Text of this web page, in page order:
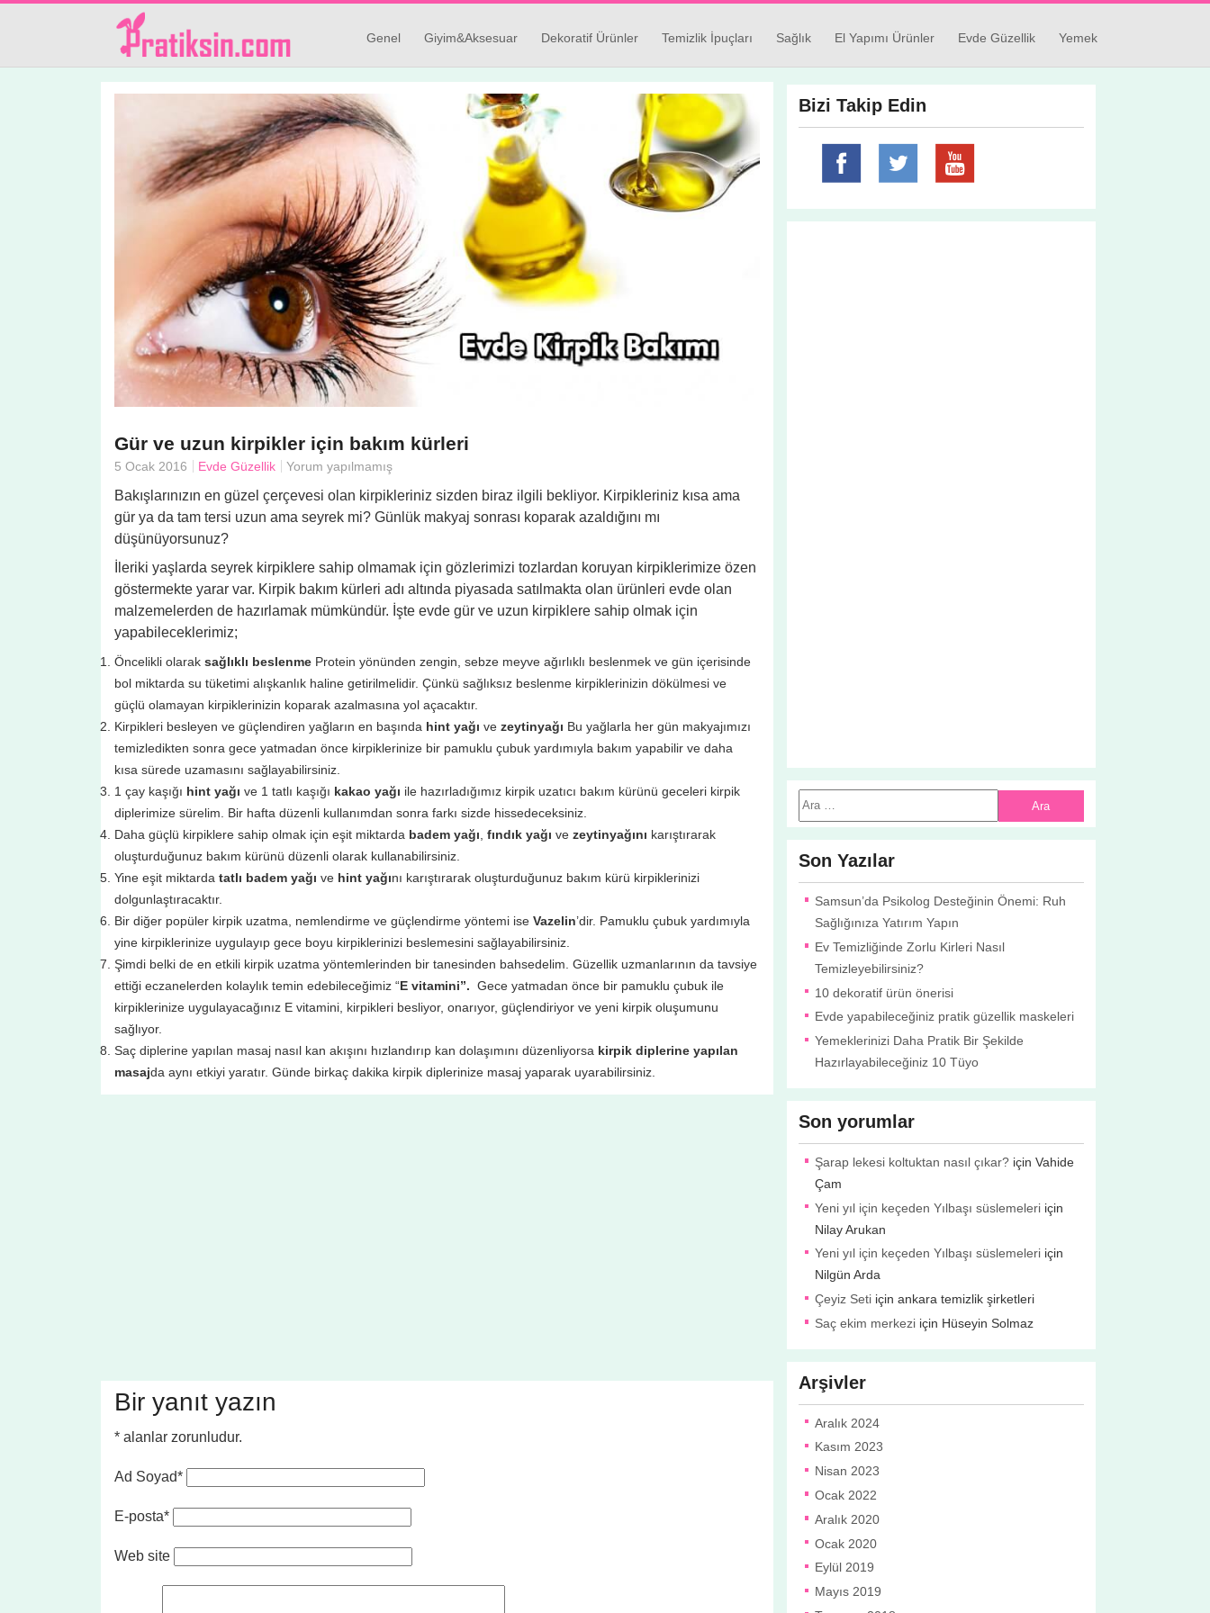
Genel Giyim&Aksesuar Dekoratif Ürünler Temizlik İpuçları Sağlık El Yapımı Ürünler Evde Güzellik Yemek
Gür ve uzun kirpikler için bakım kürleri
5 Ocak 2016 Evde Güzellik Yorum yapılmamış
Bakışlarınızın en güzel çerçevesi olan kirpikleriniz sizden biraz ilgili bekliyor. Kirpikleriniz kısa ama
gür ya da tam tersi uzun ama seyrek mi? Günlük makyaj sonrası koparak azaldığını mı
düşünüyorsunuz?
İleriki yaşlarda seyrek kirpiklere sahip olmamak için gözlerimizi tozlardan koruyan kirpiklerimize özen
göstermekte yarar var. Kirpik bakım kürleri adı altında piyasada satılmakta olan ürünleri evde olan
malzemelerden de hazırlamak mümkündür. İşte evde gür ve uzun kirpiklere sahip olmak için
yapabileceklerimiz;
Öncelikli olarak sağlıklı beslenme Protein yönünden zengin, sebze meyve ağırlıklı beslenmek ve gün içerisinde
bol miktarda su tüketimi alışkanlık haline getirilmelidir. Çünkü sağlıksız beslenme kirpiklerinizin dökülmesi ve
güçlü olamayan kirpiklerinizin koparak azalmasına yol açacaktır.
Kirpikleri besleyen ve güçlendiren yağların en başında hint yağı ve zeytinyağı Bu yağlarla her gün makyajımızı
temizledikten sonra gece yatmadan önce kirpiklerinize bir pamuklu çubuk yardımıyla bakım yapabilir ve daha
kısa sürede uzamasını sağlayabilirsiniz.
1 çay kaşığı hint yağı ve 1 tatlı kaşığı kakao yağı ile hazırladığımız kirpik uzatıcı bakım kürünü geceleri kirpik
diplerimize sürelim. Bir hafta düzenli kullanımdan sonra farkı sizde hissedeceksiniz.
Daha güçlü kirpiklere sahip olmak için eşit miktarda badem yağı, fındık yağı ve zeytinyağını karıştırarak
oluşturduğunuz bakım kürünü düzenli olarak kullanabilirsiniz.
Yine eşit miktarda tatlı badem yağı ve hint yağını karıştırarak oluşturduğunuz bakım kürü kirpiklerinizi
dolgunlaştıracaktır.
Bir diğer popüler kirpik uzatma, nemlendirme ve güçlendirme yöntemi ise Vazelin’dir. Pamuklu çubuk yardımıyla
yine kirpiklerinize uygulayıp gece boyu kirpiklerinizi beslemesini sağlayabilirsiniz.
Şimdi belki de en etkili kirpik uzatma yöntemlerinden bir tanesinden bahsedelim. Güzellik uzmanlarının da tavsiye
ettiği eczanelerden kolaylık temin edebileceğimiz “E vitamini”. Gece yatmadan önce bir pamuklu çubuk ile
kirpiklerinize uygulayacağınız E vitamini, kirpikleri besliyor, onarıyor, güçlendiriyor ve yeni kirpik oluşumunu
sağlıyor.
Saç diplerine yapılan masaj nasıl kan akışını hızlandırıp kan dolaşımını düzenliyorsa kirpik diplerine yapılan
masajda aynı etkiyi yaratır. Günde birkaç dakika kirpik diplerinize masaj yaparak uyarabilirsiniz.
Bir yanıt yazın
* alanlar zorunludur.
Ad Soyad*
E-posta*
Web site
Bizi Takip Edin
Son Yazılar
Samsun’da Psikolog Desteğinin Önemi: Ruh
Sağlığınıza Yatırım Yapın
Ev Temizliğinde Zorlu Kirleri Nasıl
Temizleyebilirsiniz?
10 dekoratif ürün önerisi
Evde yapabileceğiniz pratik güzellik maskeleri
Yemeklerinizi Daha Pratik Bir Şekilde
Hazırlayabileceğiniz 10 Tüyo
Son yorumlar
Şarap lekesi koltuktan nasıl çıkar?için Vahide
Çam
Yeni yıl için keçeden Yılbaşı süslemeleriiçin
Nilay Arukan
Yeni yıl için keçeden Yılbaşı süslemeleriiçin
Nilgün Arda
Çeyiz Setiiçin ankara temizlik şirketleri
Saç ekim merkeziiçin Hüseyin Solmaz
Arşivler
Aralık 2024
Kasım 2023
Nisan 2023
Ocak 2022
Aralık 2020
Ocak 2020
Eylül 2019
Mayıs 2019